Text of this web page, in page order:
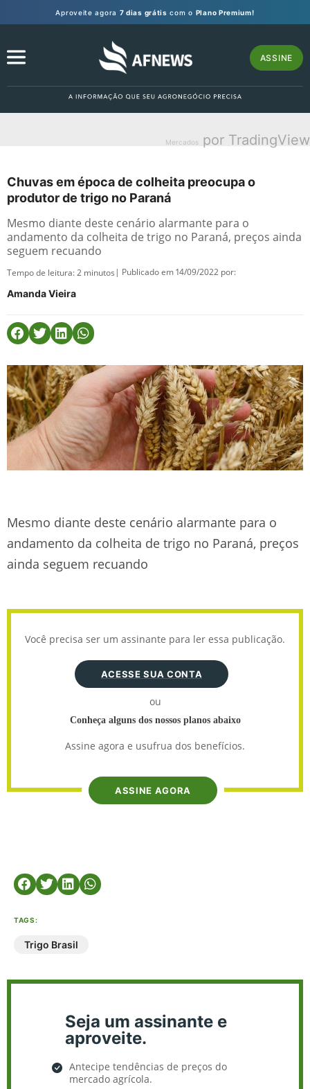
Aproveite agora 7 dias grátis com o Plano Premium!
ASSINE
Mercados por TradingView
Chuvas em época de colheita preocupa o
produtor de trigo no Paraná
Mesmo diante deste cenário alarmante para o
andamento da colheita de trigo no Paraná, preços ainda
seguem recuando
Tempo de leitura:2 minutos | Publicado em 14/09/2022 por:
Amanda Vieira
Mesmo diante deste cenário alarmante para o
andamento da colheita de trigo no Paraná, preços
ainda seguem recuando
Você precisa ser um assinante para ler essa publicação.
ACESSE SUA CONTA
ou
Conheça alguns dos nossos planos abaixo
Assine agora e usufrua dos benefícios.
ASSINE AGORA
TAGS:
Trigo Brasil
Seja um assinante e
aproveite.
Antecipe tendências de preços do
mercado agrícola.